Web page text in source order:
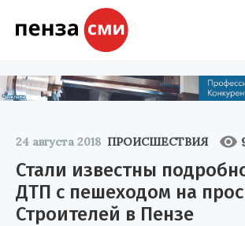
24 августа 2018 ПРОИСШЕСТВИЯ
Стали известны
ДТП с пешеходом на
Строителей в Пензе